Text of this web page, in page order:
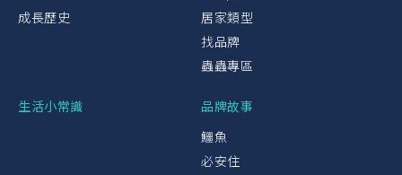
成長歷史
居家類型
找品牌
蟲蟲專區
生活小常識
品牌故事
鱷魚
必安住